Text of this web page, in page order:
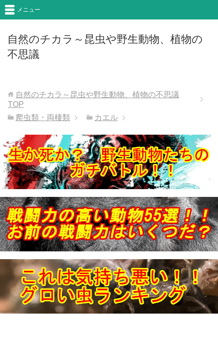
自然のチカラ～昆虫や野生動物、植物の
不思議
メニュー
自然のチカラ～昆虫や野生動物、植物の不思議
TOP
爬虫類・両棲類
カエル